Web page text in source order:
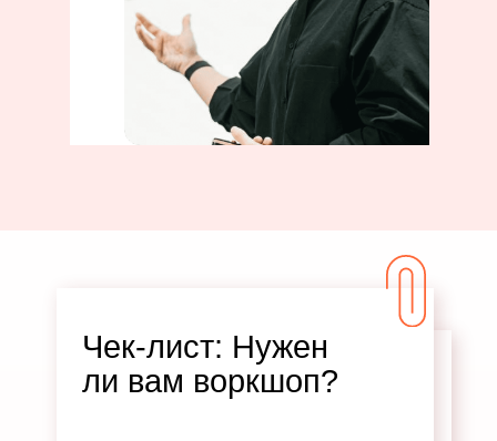
Чек-лист: Нужен
ли вам воркшоп?